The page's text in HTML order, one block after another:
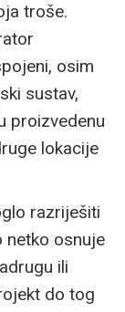
troše.
osim
sustav,
proizvedenu
lokacije
razriješiti
netko osnuje
ili
do tog